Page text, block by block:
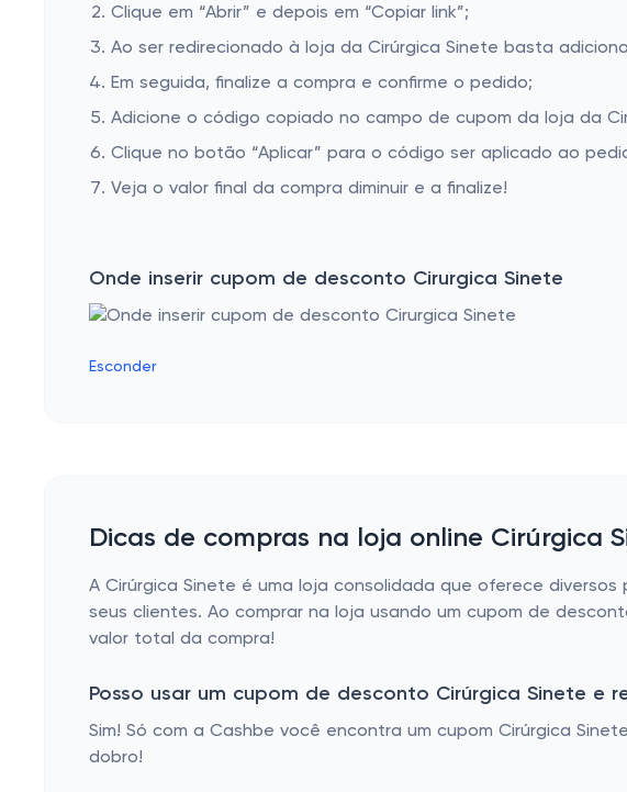
Clique em “Abrir” e depois em “Copiar link”;
Ao ser redirecionado à loja da Cirúrgica Sinete basta
Em seguida, finalize a compra e confirme o pedido;
Adicione o código copiado no campo de cupom da loja da
Clique no botão “Aplicar” para o código ser aplicado ao
Veja o valor final da compra diminuir e a finalize!
Onde inserir cupom de desconto Cirurgica Sinete
Esconder
Dicas de compras na loja online Cirúrgica
A Cirúrgica Sinete é uma loja consolidada que oferece
seus clientes. Ao comprar na loja usando um cupom de
valor total da compra!
Posso usar um cupom de desconto Cirúrgica Sinete e
Sim! Só com a Cashbe você encontra um cupom Cirúrgica
dobro!